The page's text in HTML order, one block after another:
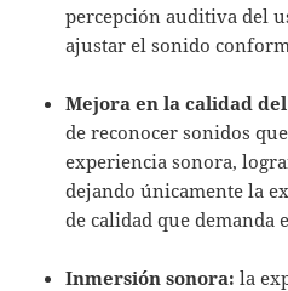
percepción auditiva del
ajustar el sonido
Mejora en la calidad
de reconocer sonidos
experiencia sonora,
dejando únicamente la
de calidad que demanda
Inmersión sonora:la